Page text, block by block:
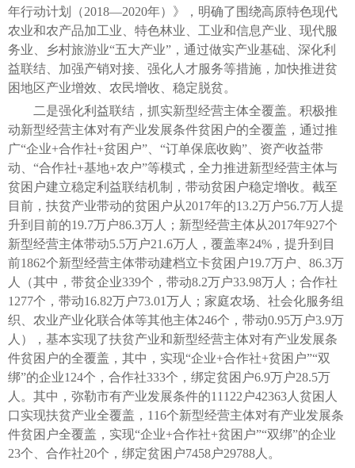
年行动计划（2018—2020年）》，明确了围绕高原特色现代
农业和农产品加工业、特色林业、工业和信息产业、现代服
务业、乡村旅游业“五大产业”，通过做实产业基础、深化利
益联结、加强产销对接、强化人才服务等措施，加快推进贫
困地区产业增效、农民增收、稳定脱贫。
二是强化利益联结，抓实新型经营主体全覆盖。积极推
动新型经营主体对有产业发展条件贫困户的全覆盖，通过推
广“企业+合作社+贫困户”、“订单保底收购”、资产收益带
动、“合作社+基地+农户”等模式，全力推进新型经营主体与
贫困户建立稳定利益联结机制，带动贫困户稳定增收。截至
目前，扶贫产业带动的贫困户从2017年的13.2万户56.7万人提
升到目前的19.7万户86.3万人；新型经营主体从2017年927个
新型经营主体带动5.5万户21.6万人，覆盖率24%，提升到目
前1862个新型经营主体带动建档立卡贫困户19.7万户、86.3万
人（其中，带贫企业339个，带动8.2万户33.98万人；合作社
1277个，带动16.82万户73.01万人；家庭农场、社会化服务组
织、农业产业化联合体等其他主体246个，带动0.95万户3.9万
人），基本实现了扶贫产业和新型经营主体对有产业发展条
件贫困户的全覆盖，其中，实现“企业+合作社+贫困户”“双
绑”的企业124个，合作社333个，绑定贫困户6.9万户28.5万
人。其中，弥勒市有产业发展条件的11122户42363人贫困人
口实现扶贫产业全覆盖，116个新型经营主体对有产业发展条
件贫困户全覆盖，实现“企业+合作社+贫困户”“双绑”的企业
23个、合作社20个，绑定贫困户7458户29788人。